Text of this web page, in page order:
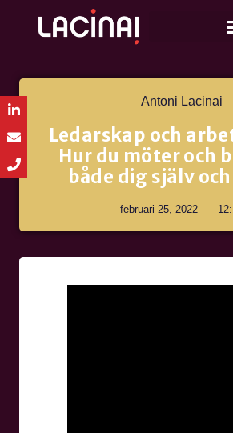
Antoni Lacinai
Ledarskap och
Hur du möter och
både dig själv
februari 25, 2022